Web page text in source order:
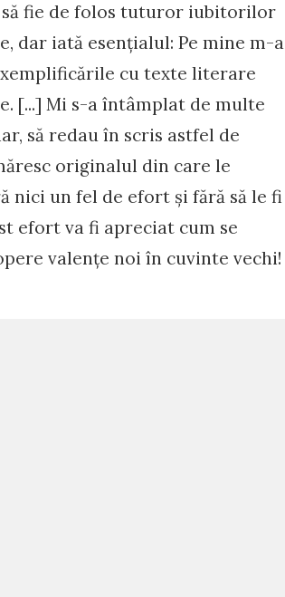
fie de folos tuturor iubitorilor
dar iată esențialul: Pe mine m-a
cu texte literare
[...] Mi s-a întâmplat de multe
să redau în scris astfel de
originalul din care le
nici un fel de efort și fără să le fi
efort va fi apreciat cum se
valențe noi în cuvinte vechi!